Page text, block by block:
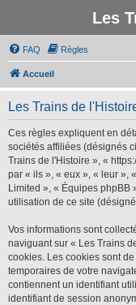
Les
FAQ Règles
Accueil
Les Trains de
Ces règles expliquent en
sociétés affiliées (désignés
Trains de l'Histoire », «
par « ils », « eux », « leur »,
Limited », « Équipes phpBB
utilisation de ce site
Vos informations sont
naviguant sur « Les Trains
cookies. Les cookies sont
temporaires de votre
contiennent un identifiant
identifiant de session